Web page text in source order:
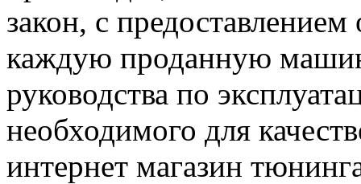
закон, с
каждую проданную
руководства по
необходимого для
интернет магазин